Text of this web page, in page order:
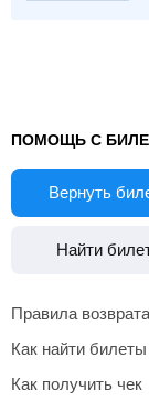
ПОМОЩЬ С
Вернуть
Найти
Правила
Как найти билеты
Как получить чек